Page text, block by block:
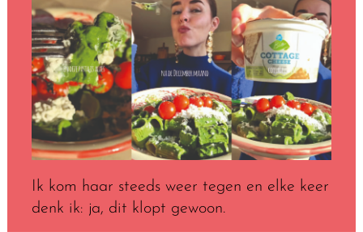
Ik kom haar steeds weer tegen en elke keer
denk ik: ja, dit klopt gewoon.